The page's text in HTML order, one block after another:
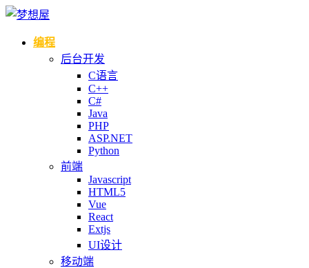
编程
后台开发
C语言
C++
C#
Java
PHP
ASP.NET
Python
前端
Javascript
HTML5
Vue
React
Extjs
UI设计
移动端